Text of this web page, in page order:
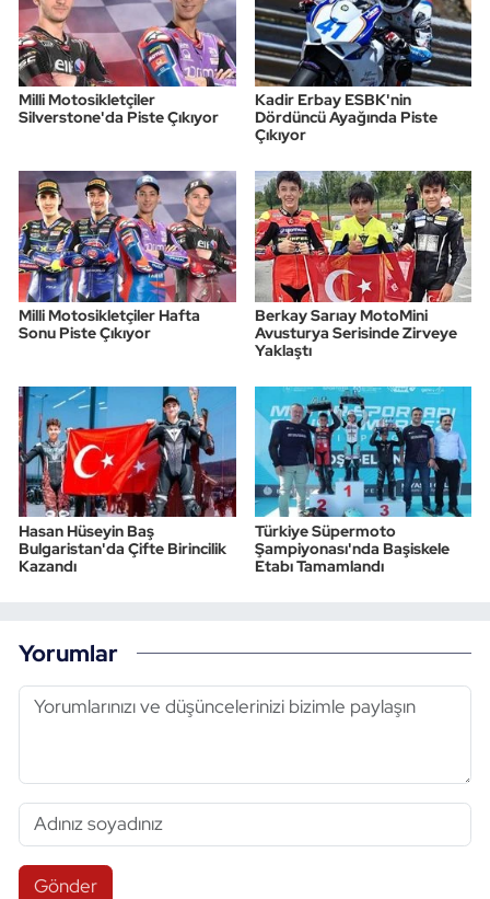
Milli Motosikletçiler
Silverstone'da Piste Çıkıyor
Kadir Erbay ESBK'nin
Dördüncü Ayağında Piste
Çıkıyor
Milli Motosikletçiler Hafta
Sonu Piste Çıkıyor
Berkay Sarıay MotoMini
Avusturya Serisinde Zirveye
Yaklaştı
Hasan Hüseyin Baş
Bulgaristan'da Çifte Birincilik
Kazandı
Türkiye Süpermoto
Şampiyonası'nda Başiskele
Etabı Tamamlandı
Yorumlar
Gönder